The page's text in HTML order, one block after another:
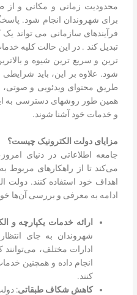
محدودیت زمانی و مکانی و از
برای شهروندان انجام شود.
فرآیندهای سازمانی می تواند
تبدیل کند . در این حالت کلیه
ترین و سریع ترین شیوه و
شود. علاوه بر این، باید شرایطی
طریق محتوای ویدئویی و
همین طور روشهای دسترسی به
و خدمات خود آشنا شوند.
مزایای دولت الکترونیک چیست؟
جامعه اطلاعاتی در دنیای
می‌کند تا از راهکارهای مربوط
اهداف خود استفاده کنند. دولت
ادامه به معرفی و بررسی آن‌ها
ارائه خدمات یکپارچه و
شهروندان به جای
ادارات مختلف،
انجام داده و همچنین
کنند.
کاهش شکاف طبقاتی: